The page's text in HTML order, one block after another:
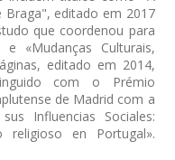
Braga", editado em 2017
que coordenou para
«Mudanças Culturais,
editado em 2014,
com o Prémio
de Madrid com a
Influencias Sociales:
religioso en Portugal».